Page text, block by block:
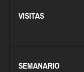
VISITAS
SEMANARIO